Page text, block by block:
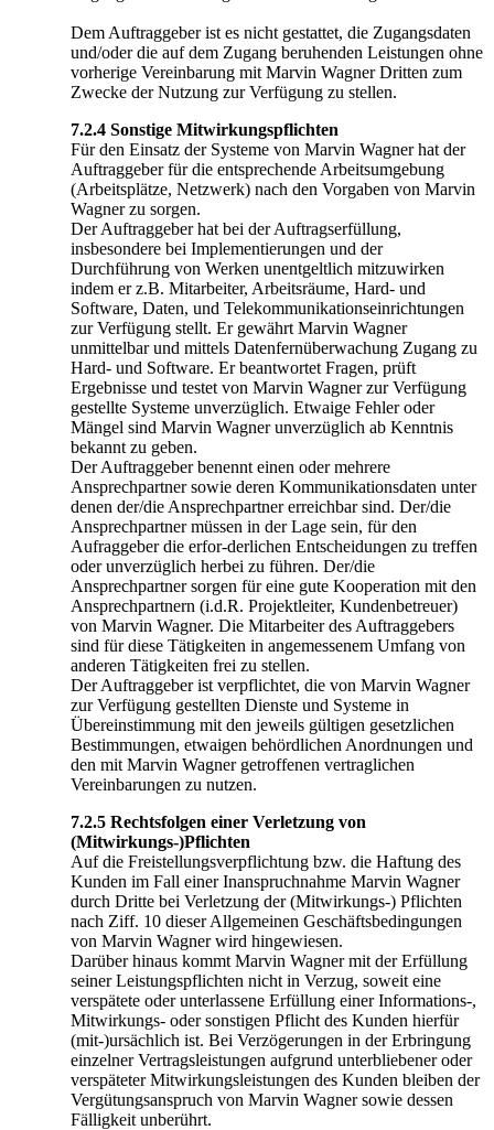
Dem Auftraggeber ist es nicht gestattet, die Zugangsdaten
und/oder die auf dem Zugang beruhenden Leistungen ohne
vorherige Vereinbarung mit Marvin Wagner Dritten zum
Zwecke der Nutzung zur Verfügung zu stellen.
7.2.4 Sonstige Mitwirkungspflichten
Für den Einsatz der Systeme von Marvin Wagner hat der
Auftraggeber für die entsprechende Arbeitsumgebung
(Arbeitsplätze, Netzwerk) nach den Vorgaben von Marvin
Wagner zu sorgen.
Der Auftraggeber hat bei der Auftragserfüllung,
insbesondere bei Implementierungen und der
Durchführung von Werken unentgeltlich mitzuwirken
indem er z.B. Mitarbeiter, Arbeitsräume, Hard- und
Software, Daten, und Telekommunikationseinrichtungen
zur Verfügung stellt. Er gewährt Marvin Wagner
unmittelbar und mittels Datenfernüberwachung Zugang zu
Hard- und Software. Er beantwortet Fragen, prüft
Ergebnisse und testet von Marvin Wagner zur Verfügung
gestellte Systeme unverzüglich. Etwaige Fehler oder
Mängel sind Marvin Wagner unverzüglich ab Kenntnis
bekannt zu geben.
Der Auftraggeber benennt einen oder mehrere
Ansprechpartner sowie deren Kommunikationsdaten unter
denen der/die Ansprechpartner erreichbar sind. Der/die
Ansprechpartner müssen in der Lage sein, für den
Aufraggeber die erfor-derlichen Entscheidungen zu treffen
oder unverzüglich herbei zu führen. Der/die
Ansprechpartner sorgen für eine gute Kooperation mit den
Ansprechpartnern (i.d.R. Projektleiter, Kundenbetreuer)
von Marvin Wagner. Die Mitarbeiter des Auftraggebers
sind für diese Tätigkeiten in angemessenem Umfang von
anderen Tätigkeiten frei zu stellen.
Der Auftraggeber ist verpflichtet, die von Marvin Wagner
zur Verfügung gestellten Dienste und Systeme in
Übereinstimmung mit den jeweils gültigen gesetzlichen
Bestimmungen, etwaigen behördlichen Anordnungen und
den mit Marvin Wagner getroffenen vertraglichen
Vereinbarungen zu nutzen.
7.2.5 Rechtsfolgen einer Verletzung von
(Mitwirkungs-)Pflichten
Auf die Freistellungsverpflichtung bzw. die Haftung des
Kunden im Fall einer Inanspruchnahme Marvin Wagner
durch Dritte bei Verletzung der (Mitwirkungs-) Pflichten
nach Ziff. 10 dieser Allgemeinen Geschäftsbedingungen
von Marvin Wagner wird hingewiesen.
Darüber hinaus kommt Marvin Wagner mit der Erfüllung
seiner Leistungspflichten nicht in Verzug, soweit eine
verspätete oder unterlassene Erfüllung einer Informations-,
Mitwirkungs- oder sonstigen Pflicht des Kunden hierfür
(mit-)ursächlich ist. Bei Verzögerungen in der Erbringung
einzelner Vertragsleistungen aufgrund unterbliebener oder
verspäteter Mitwirkungsleistungen des Kunden bleiben der
Vergütungsanspruch von Marvin Wagner sowie dessen
Fälligkeit unberührt.